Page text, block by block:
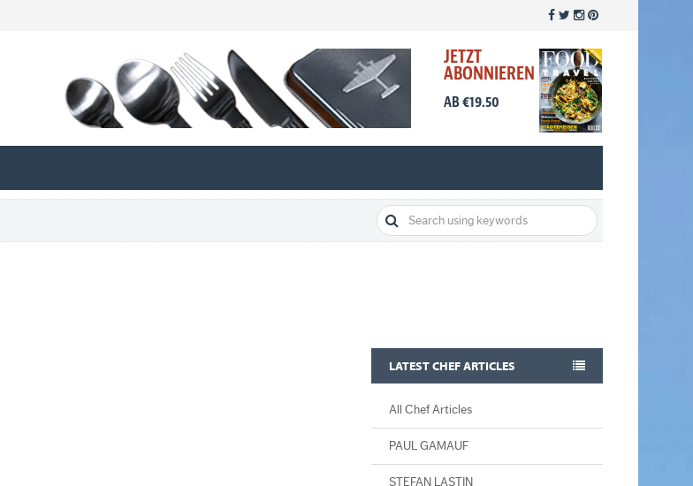
JETZT
ABONNIEREN
AB €19.50
LATEST CHEF ARTICLES
All Chef Articles
PAUL GAMAUF
STEFAN LASTIN